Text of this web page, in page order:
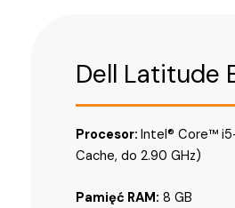
Dell Latitude
Procesor: Intel® Core™
Cache, do 2.90 GHz)
Pamięć RAM: 8 GB